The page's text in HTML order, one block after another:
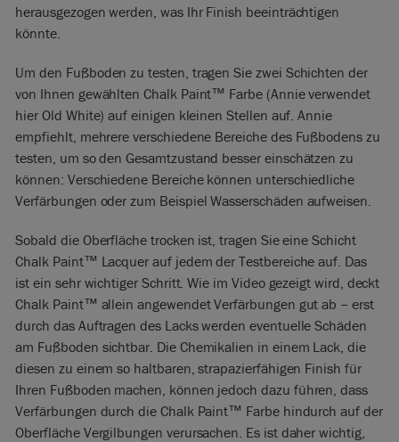
herausgezogen werden, was Ihr Finish beeinträchtigen
könnte.
Um den Fußboden zu testen, tragen Sie zwei Schichten der
von Ihnen gewählten Chalk Paint™ Farbe (Annie verwendet
hier Old White) auf einigen kleinen Stellen auf. Annie
empfiehlt, mehrere verschiedene Bereiche des Fußbodens zu
testen, um so den Gesamtzustand besser einschätzen zu
können: Verschiedene Bereiche können unterschiedliche
Verfärbungen oder zum Beispiel Wasserschäden aufweisen.
Sobald die Oberfläche trocken ist, tragen Sie eine Schicht
Chalk Paint™ Lacquer auf jedem der Testbereiche auf. Das
ist ein sehr wichtiger Schritt. Wie im Video gezeigt wird, deckt
Chalk Paint™ allein angewendet Verfärbungen gut ab – erst
durch das Auftragen des Lacks werden eventuelle Schäden
am Fußboden sichtbar. Die Chemikalien in einem Lack, die
diesen zu einem so haltbaren, strapazierfähigen Finish für
Ihren Fußboden machen, können jedoch dazu führen, dass
Verfärbungen durch die Chalk Paint™ Farbe hindurch auf der
Oberfläche Vergilbungen verursachen. Es ist daher wichtig,